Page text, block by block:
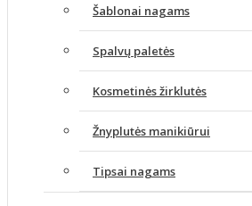
Šablonai nagams
Spalvų paletės
Kosmetinės žirklutės
Žnyplutės manikiūrui
Tipsai nagams